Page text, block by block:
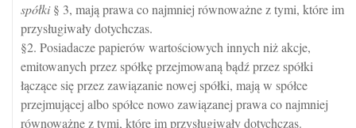
spółki§ 3, mają prawa co najmniej równoważne z tymi, które im
przysługiwały dotychczas.
§2. Posiadacze papierów wartościowych innych niż akcje,
emitowanych przez spółkę przejmowaną bądź przez spółki
łączące się przez zawiązanie nowej spółki, mają w spółce
przejmującej albo spółce nowo zawiązanej prawa co najmniej
równoważne z tymi, które im przysługiwały dotychczas.